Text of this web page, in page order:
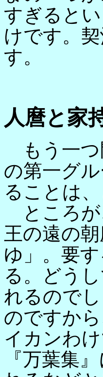
すぎると
けです。
す。
人麿と家
もう一つ
の第一グ
ることは
ところが
王の遠の
ゆ」。要
る。どう
れるので
のですか
イカンわけ
『万葉集